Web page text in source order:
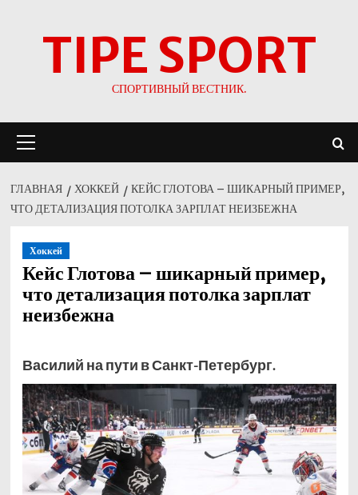
TIPE SPORT
СПОРТИВНЫЙ ВЕСТНИК.
меню
ГЛАВНАЯ ХОККЕЙ
КЕЙС ГЛОТОВА – ШИКАРНЫЙ ПРИМЕР,
ЧТО ДЕТАЛИЗАЦИЯ ПОТОЛКА ЗАРПЛАТ НЕИЗБЕЖНА
Хоккей
Кейс Глотова – шикарный пример,
что детализация потолка зарплат
неизбежна
Василий на пути в Санкт-Петербург.